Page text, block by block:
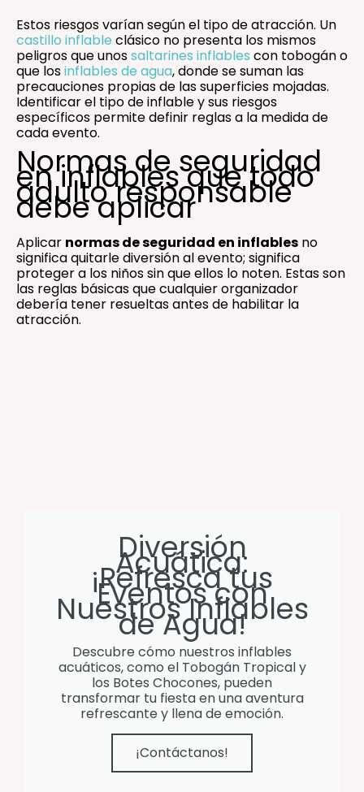
Estos riesgos varían según el tipo de atracción. Un
castillo inflable clásico no presenta los mismos
peligros que unossaltarines inflables con tobogán o
que losinflables de agua, donde se suman las
precauciones propias de las superficies mojadas.
Identificar el tipo de inflable y sus riesgos
específicos permite definir reglas a la medida de
cada evento.
Normas de seguridad
en inflables que todo
adulto responsable
debe aplicar
Aplicar normas de seguridad en inflables no
significa quitarle diversión al evento; significa
proteger a los niños sin que ellos lo noten. Estas son
las reglas básicas que cualquier organizador
debería tener resueltas antes de habilitar la
atracción.
Diversión
Acuática:
¡Refresca tus
Eventos con
Nuestros Inflables
de Agua!
Descubre cómo nuestros inflables
acuáticos, como el Tobogán Tropical y
los Botes Chocones, pueden
transformar tu fiesta en una aventura
refrescante y llena de emoción.
¡Contáctanos!